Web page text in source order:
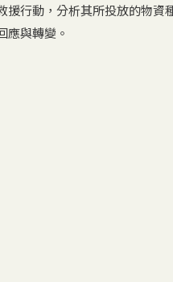
援行動，分析其所投放的物
應與轉變。